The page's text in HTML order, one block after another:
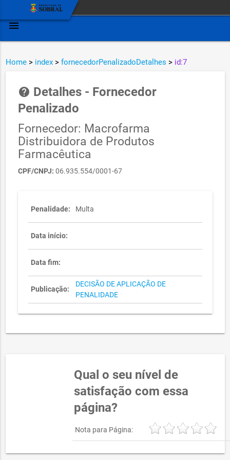
menu
Home > index > fornecedorPenalizadoDetalhes > id:7
help Detalhes - Fornecedor
Penalizado
Fornecedor: Macrofarma
Distribuidora de Produtos
Farmacêutica
CPF/CNPJ: 06.935.554/0001-67
Penalidade: Multa
Data início:
Data fim:
Publicação:
DECISÃO DE APLICAÇÃO DE
PENALIDADE
Qual o seu nível de
satisfação com essa
página?
Nota para Página: